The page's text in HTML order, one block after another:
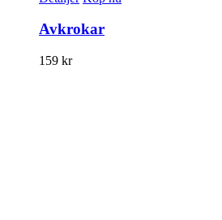
Avkrokar
159 kr